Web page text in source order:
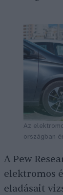
Az
országban
A Pew
elektromos
eladásait